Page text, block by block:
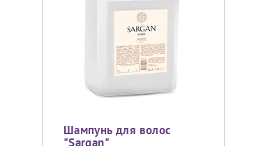
Шампунь для волос
"Sargan"